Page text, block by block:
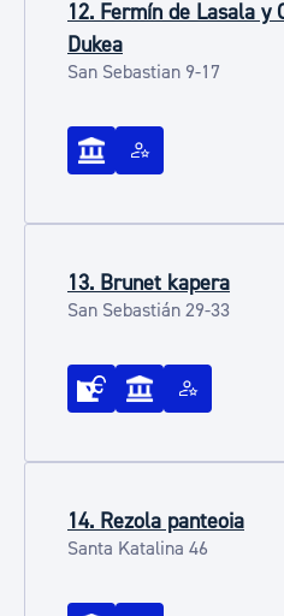
12. Fermín de Lasala y
Dukea
San Sebastian 9-17
13. Brunet kapera
San Sebastián 29-33
14. Rezola panteoia
Santa Katalina 46